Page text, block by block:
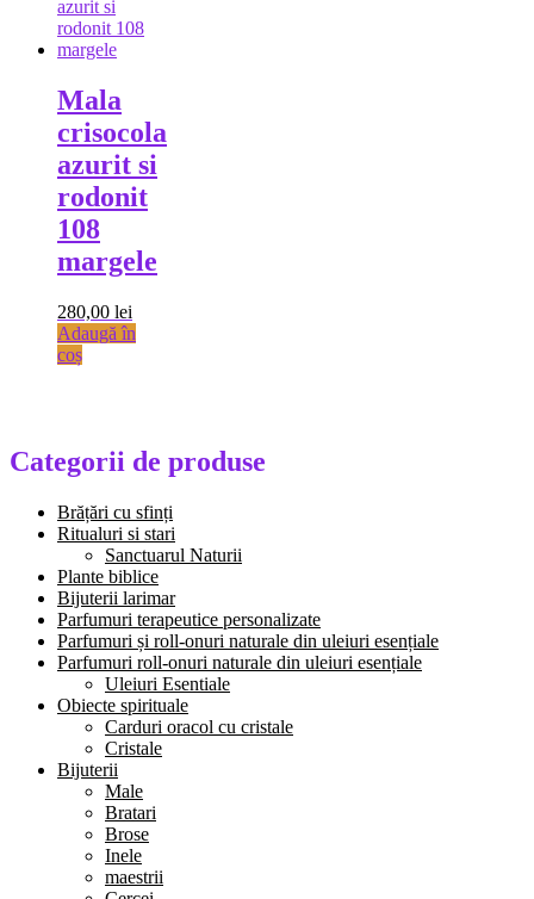
Mala
crisocola
azurit si
rodonit
108
margele
280,00 lei
Adaugă în
coș
Categorii de produse
Brățări cu sfinți
Ritualuri si stari
Sanctuarul Naturii
Plante biblice
Bijuterii larimar
Parfumuri terapeutice personalizate
Parfumuri și roll-onuri naturale din uleiuri esențiale
Parfumuri roll-onuri naturale din uleiuri esențiale
Uleiuri Esentiale
Obiecte spirituale
Carduri oracol cu cristale
Cristale
Bijuterii
Male
Bratari
Brose
Inele
maestrii